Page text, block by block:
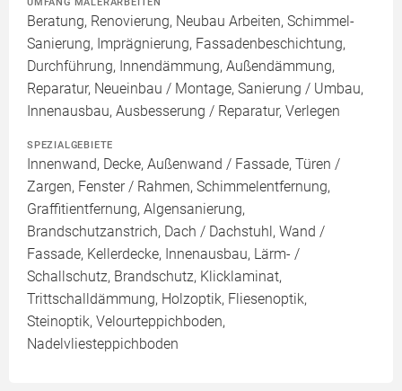
Beratung, Renovierung, Neubau Arbeiten, Schimmel-
Sanierung, Imprägnierung, Fassadenbeschichtung,
Durchführung, Innendämmung, Außendämmung,
Reparatur, Neueinbau / Montage, Sanierung / Umbau,
Innenausbau, Ausbesserung / Reparatur, Verlegen
SPEZIALGEBIETE
Innenwand, Decke, Außenwand / Fassade, Türen /
Zargen, Fenster / Rahmen, Schimmelentfernung,
Graffitientfernung, Algensanierung,
Brandschutzanstrich, Dach / Dachstuhl, Wand /
Fassade, Kellerdecke, Innenausbau, Lärm- /
Schallschutz, Brandschutz, Klicklaminat,
Trittschalldämmung, Holzoptik, Fliesenoptik,
Steinoptik, Velourteppichboden,
Nadelvliesteppichboden